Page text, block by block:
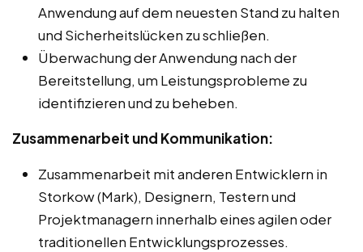
Anwendung auf dem neuesten Stand zu halten
und Sicherheitslücken zu schließen.
Überwachung der Anwendung nach der
Bereitstellung, um Leistungsprobleme zu
identifizieren und zu beheben.
Zusammenarbeit und Kommunikation:
Zusammenarbeit mit anderen Entwicklern in
Storkow (Mark), Designern, Testern und
Projektmanagern innerhalb eines agilen oder
traditionellen Entwicklungsprozesses.